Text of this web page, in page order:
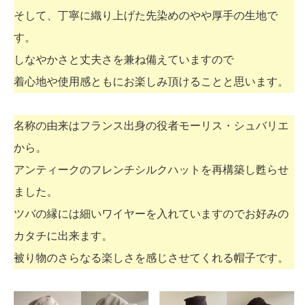
そして、丁寧に織り上げた先染めのやや厚手の生地で
す。
しなやかさと丈夫さを兼ね備えていますので
着心地や使用感ともにお楽しみ頂けることと思います。
名称の由来はフランス出身の役者モーリス・シュバリエ
から。
アンティークのフレンチシルクハットを再構築し甦らせ
ました。
ツバの縁には細いワイヤーを入れていますのでお好みの
カタチに出来ます。
被り物のさらなる楽しさを感じさせてくれる帽子です。